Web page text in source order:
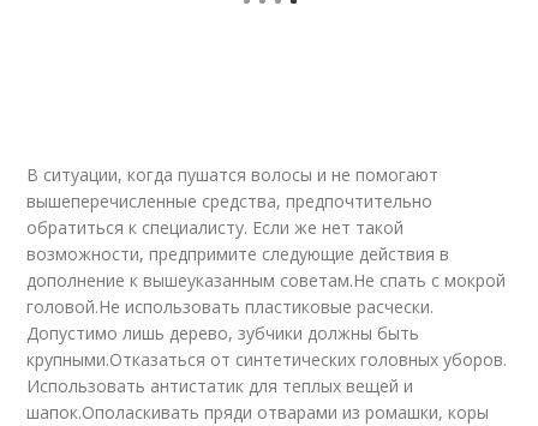
В ситуации, когда пушатся волосы и не помогают
вышеперечисленные средства, предпочтительно
обратиться к специалисту. Если же нет такой
возможности, предпримите следующие действия в
дополнение к вышеуказанным советам.Не спать с мокрой
головой.Не использовать пластиковые расчески.
Допустимо лишь дерево, зубчики должны быть
крупными.Отказаться от синтетических головных уборов.
Использовать антистатик для теплых вещей и
шапок.Ополаскивать пряди отварами из ромашки, коры